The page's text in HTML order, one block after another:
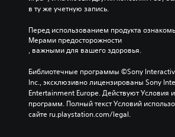
в ту же учетную запись.
Перед использованием продукта
Мерами предосторожности
, важными для вашего здоровья.
Библиотечные программы ©Sony
Inc., эксклюзивно лицензированы Sony
Entertainment Europe. Действуют Условия
программ. Полный текст Условий
сайте ru.playstation.com/legal.